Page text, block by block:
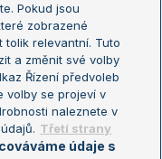
Pokud jsou
zobrazené
tolik relevantní. Tuto
a změnit své volby
Řízení předvoleb
volby se projeví v
naleznete v
Třetí strany
údaje s